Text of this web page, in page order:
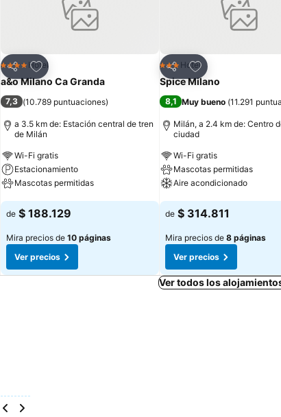
Compartir
Agregar a favoritos
4 EstrellasHotel
a&o Milano Ca Granda
7,3 (10.789 puntuaciones)
a 3.5 km de: Estación central de tren
de Milán
Wi-Fi gratis
Estacionamiento
Mascotas permitidas
Ver precios
de $ 188.129
Mira precios de 10 páginas
Ver precios
Compartir
Agregar a
3 Estrellas
Hotel
Spice Milano
8,1 Muy bueno (11.291
Milán, a 2.4 km de: Centro
ciudad
Wi-Fi gratis
Mascotas permitidas
Aire acondicionado
Ver precios
de $ 314.811
Mira precios de 8 páginas
Ver precios
Ver todos los